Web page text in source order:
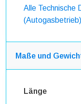
Alle Technische
(Autogasbetrieb)
Maße und
Länge